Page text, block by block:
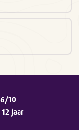
10
jaar